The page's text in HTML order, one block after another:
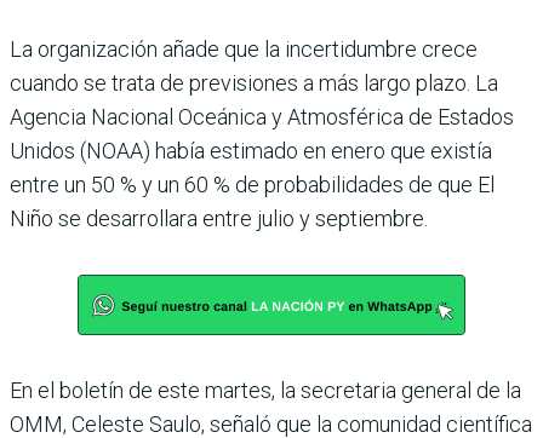
La organización añade que la incertidumbre crece
cuando se trata de previsiones a más largo plazo. La
Agencia Nacional Oceánica y Atmosférica de Estados
Unidos (NOAA) había estimado en enero que existía
entre un 50 % y un 60 % de probabilidades de que El
Niño se desarrollara entre julio y septiembre.
En el boletín de este martes, la secretaria general de la
OMM, Celeste Saulo, señaló que la comunidad científica